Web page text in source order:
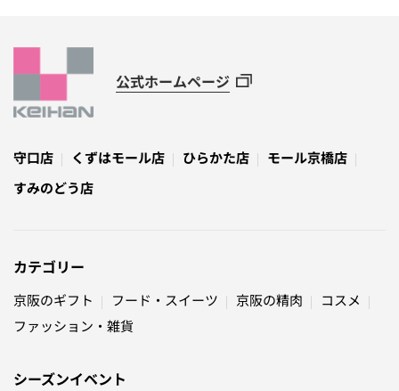
公式ホームページ
守口店 くずはモール店 ひらかた店
モール京橋店
すみのどう店
カテゴリー
京阪のギフト フード・スイーツ 京阪の精肉
コスメ
ファッション・雑貨
シーズンイベント